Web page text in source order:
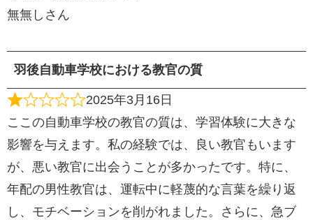
無無しさん
羽後自動車学校における教官の質
2025年3月16日
ここの自動車学校の教官の質は、学習体験に大きな
影響を与えます。私の経験では、良い教官もいます
が、悪い教官に出会うことが多かったです。特に、
年配の男性教官は、運転中に軽蔑的な言葉を繰り返
し、モチベーションを削がれました。さらに、急ブ